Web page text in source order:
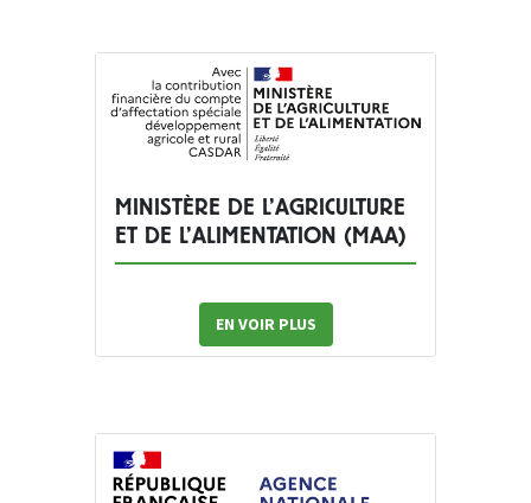
MINISTÈRE DE L’AGRICULTURE
ET DE L’ALIMENTATION (MAA)
EN VOIR PLUS